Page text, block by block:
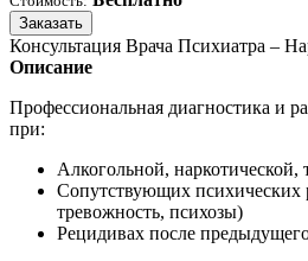
Заказать
Консультация Врача Психиатра –
Описание
Профессиональная диагностика и
при:
Алкогольной, наркотической,
Сопутствующих психических
тревожность, психозы)
Рецидивах после